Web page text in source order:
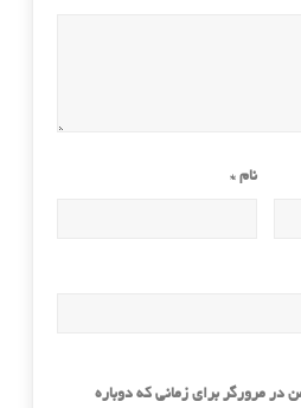
نام*
در مرورگر برای زمانی که دوباره